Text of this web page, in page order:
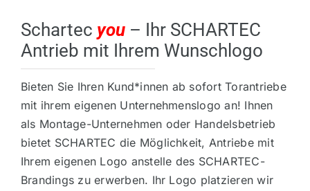
Vordächer
Ersatzteile
Info
Schartec you – Ihr SCHARTEC
Antrieb mit Ihrem Wunschlogo
Bieten Sie Ihren Kund*innen ab sofort Torantriebe
mit ihrem eigenen Unternehmenslogo an! Ihnen
als Montage-Unternehmen oder Handelsbetrieb
bietet SCHARTEC die Möglichkeit, Antriebe mit
Ihrem eigenen Logo anstelle des SCHARTEC-
Brandings zu erwerben. Ihr Logo platzieren wir